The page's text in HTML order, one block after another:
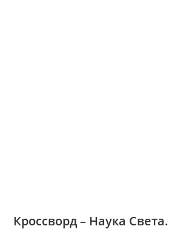
Кроссворд – Наука Света.